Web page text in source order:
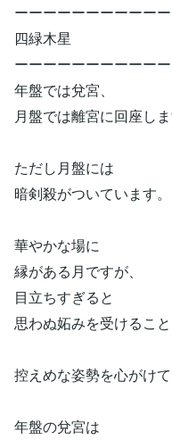
ーーーーーーーーーー
四緑木星
ーーーーーーーーーー
年盤では兌宮、
月盤では離宮に回座しま
ただし月盤には
暗剣殺がついています。
華やかな場に
縁がある月ですが、
目立ちすぎると
思わぬ妬みを受けること
控えめな姿勢を心がけて
年盤の兌宮は